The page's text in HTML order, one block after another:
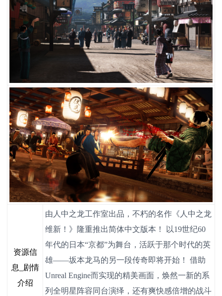
资源信
息_剧情
介绍
由人中之龙工作室出品，不朽的名作《人中之龙
维新！》隆重推出简体中文版本！ 以19世纪60
年代的日本“京都”为舞台，活跃于那个时代的英
雄——坂本龙马的另一段传奇即将开始！ 借助
Unreal Engine而实现的精美画面，焕然一新的系
列全明星阵容同台演绎，还有爽快感倍增的战斗